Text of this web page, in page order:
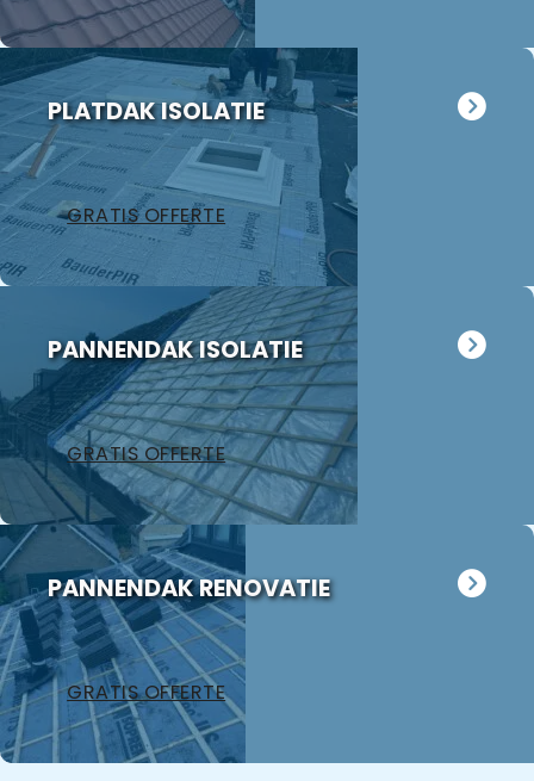
PLATDAK ISOLATIE
GRATIS OFFERTE
PANNENDAK ISOLATIE
GRATIS OFFERTE
PANNENDAK RENOVATIE
GRATIS OFFERTE